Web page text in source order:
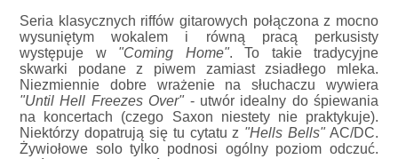
Seria klasycznych riffów gitarowych połączona z mocno
wysuniętym wokalem i równą pracą perkusisty
występuje w "Coming Home". To takie tradycyjne
skwarki podane z piwem zamiast zsiadłego mleka.
Niezmiennie dobre wrażenie na słuchaczu wywiera
"Until Hell Freezes Over"- utwór idealny do śpiewania
na koncertach (czego Saxon niestety nie praktykuje).
Niektórzy dopatrują się tu cytatu z "Hells Bells"AC/DC.
Żywiołowe solo tylko podnosi ogólny poziom odczuć.